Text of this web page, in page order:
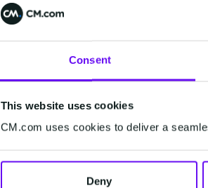
Consent
This website uses cookies
CM.com uses cookies to deliver a
Deny
Cumplir